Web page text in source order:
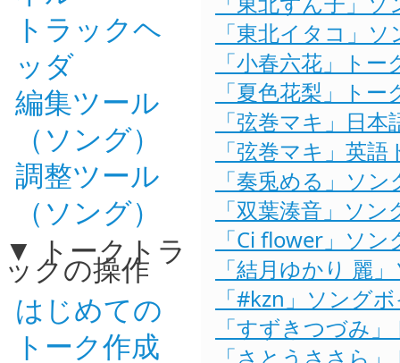
トラックヘ
ッダ
編集ツール
（ソング）
調整ツール
（ソング）
トークトラ
ックの操作
はじめての
トーク作成
「東北イタコ」
「小春六花」ト
「夏色花梨」ト
「弦巻マキ」日
「弦巻マキ」英
「奏兎める」ソ
「双葉湊音」ソ
「Ci flower」ソ
「結月ゆかり 麗
「#kzn」ソング
「すずきつづみ